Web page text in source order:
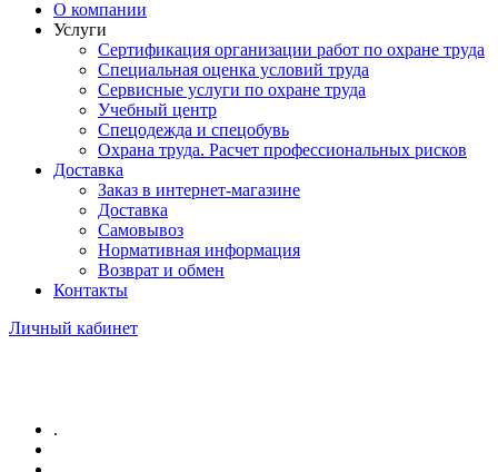
О компании
Услуги
Сертификация организации работ по охране труда
Специальная оценка условий труда
Сервисные услуги по охране труда
Учебный центр
Спецодежда и спецобувь
Охрана труда. Расчет профессиональных рисков
Доставка
Заказ в интернет-магазине
Доставка
Самовывоз
Нормативная информация
Возврат и обмен
Контакты
Личный кабинет
.